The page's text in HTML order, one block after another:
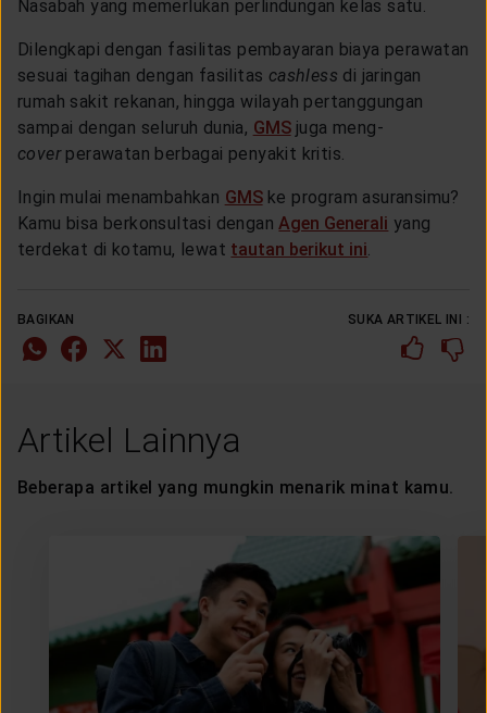
Nasabah yang memerlukan perlindungan kelas satu.
Dilengkapi dengan fasilitas pembayaran biaya perawatan
sesuai tagihan dengan fasilitas cashless di jaringan
rumah sakit rekanan, hingga wilayah pertanggungan
sampai dengan seluruh dunia, GMSjuga meng-
coverperawatan berbagai penyakit kritis.
Ingin mulai menambahkan GMSke program asuransimu?
Kamu bisa berkonsultasi dengan Agen Generali yang
terdekat di kotamu, lewat tautan berikut ini
BAGIKAN SUKA ARTIKEL INI :
Artikel Lainnya
Beberapa artikel yang mungkin menarik minat kamu.